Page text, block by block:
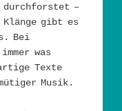
durchforstet –
gibt es
Bei
was
Texte
Musik.